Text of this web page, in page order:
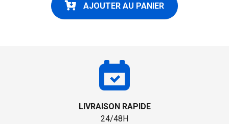
AJOUTER AU PANIER
LIVRAISON RAPIDE
24/48H